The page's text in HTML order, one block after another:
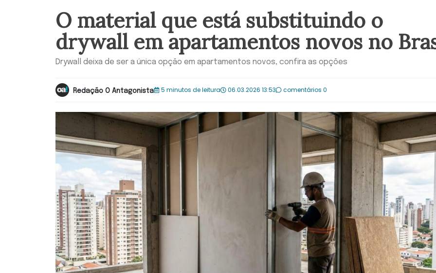
O material que está substituindo o
drywall em apartamentos novos no
Drywall deixa de ser a única opção em apartamentos novos, confira as opções
Redação O Antagonista 5 minutos de leitura 06.03.2026 13:53 comentários 0